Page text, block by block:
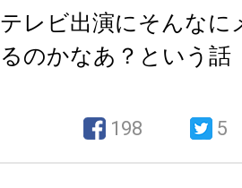
テレビ出演にそんなに
るのかなあ？という話
198 5